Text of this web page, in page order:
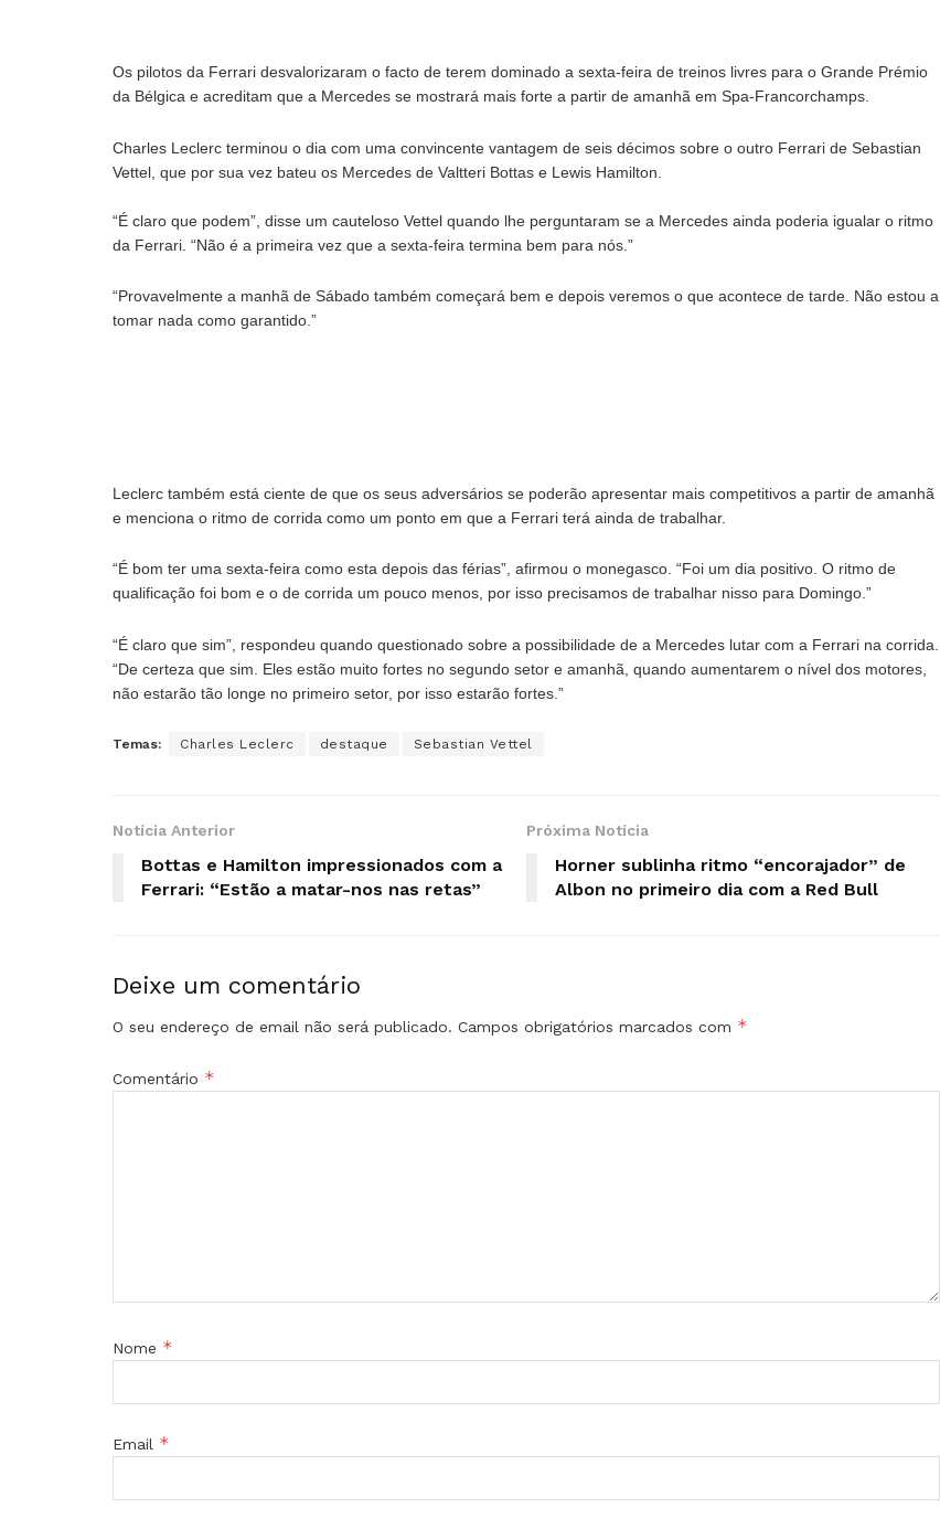
Os pilotos da Ferrari desvalorizaram o facto de terem dominado a sexta-feira de treinos livres para o Grande Prémio
da Bélgica e acreditam que a Mercedes se mostrará mais forte a partir de amanhã em Spa-Francorchamps.
Charles Leclerc terminou o dia com uma convincente vantagem de seis décimos sobre o outro Ferrari de Sebastian
Vettel, que por sua vez bateu os Mercedes de Valtteri Bottas e Lewis Hamilton.
“É claro que podem”, disse um cauteloso Vettel quando lhe perguntaram se a Mercedes ainda poderia igualar o ritmo
da Ferrari. “Não é a primeira vez que a sexta-feira termina bem para nós.”
“Provavelmente a manhã de Sábado também começará bem e depois veremos o que acontece de tarde. Não estou a
tomar nada como garantido.”
Leclerc também está ciente de que os seus adversários se poderão apresentar mais competitivos a partir de amanhã
e menciona o ritmo de corrida como um ponto em que a Ferrari terá ainda de trabalhar.
“É bom ter uma sexta-feira como esta depois das férias”, afirmou o monegasco. “Foi um dia positivo. O ritmo de
qualificação foi bom e o de corrida um pouco menos, por isso precisamos de trabalhar nisso para Domingo.”
“É claro que sim”, respondeu quando questionado sobre a possibilidade de a Mercedes lutar com a Ferrari na corrida.
“De certeza que sim. Eles estão muito fortes no segundo setor e amanhã, quando aumentarem o nível dos motores,
não estarão tão longe no primeiro setor, por isso estarão fortes.”
Temas: Charles Leclerc destaque Sebastian Vettel
Notícia Anterior
Bottas e Hamilton impressionados com a
Ferrari: “Estão a matar-nos nas retas”
Próxima Notícia
Horner sublinha ritmo “encorajador” de
Albon no primeiro dia com a Red Bull
Deixe um comentário
O seu endereço de email não será publicado. Campos obrigatórios marcados com *
Comentário *
Nome *
Email *